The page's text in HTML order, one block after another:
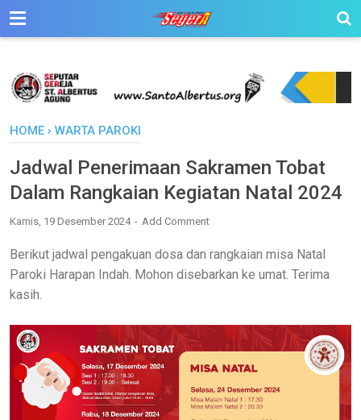
HOME › WARTA PAROKI
Jadwal Penerimaan Sakramen Tobat
Dalam Rangkaian Kegiatan Natal 2024
Kamis, 19 Desember 2024 Add Comment
Berikut jadwal pengakuan dosa dan rangkaian misa Natal
Paroki Harapan Indah. Mohon disebarkan ke umat. Terima
kasih.